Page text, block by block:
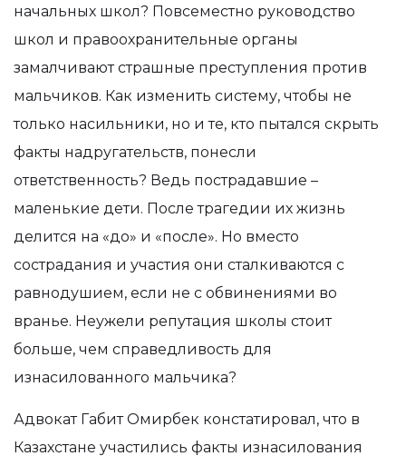
начальных школ? Повсеместно руководство
школ и правоохранительные органы
замалчивают страшные преступления против
мальчиков. Как изменить систему, чтобы не
только насильники, но и те, кто пытался скрыть
факты надругательств, понесли
ответственность? Ведь пострадавшие –
маленькие дети. После трагедии их жизнь
делится на «до» и «после». Но вместо
сострадания и участия они сталкиваются с
равнодушием, если не с обвинениями во
вранье. Неужели репутация школы стоит
больше, чем справедливость для
изнасилованного мальчика?
Адвокат Габит Омирбек констатировал, что в
Казахстане участились факты изнасилования